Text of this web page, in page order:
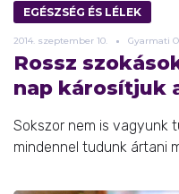
EGÉSZSÉG ÉS LÉLEK
2014. szeptember 10. Gyarmati
Rossz
nap károsítjuk
Sokszor nem is vagyunk
mindennel tudunk ártani